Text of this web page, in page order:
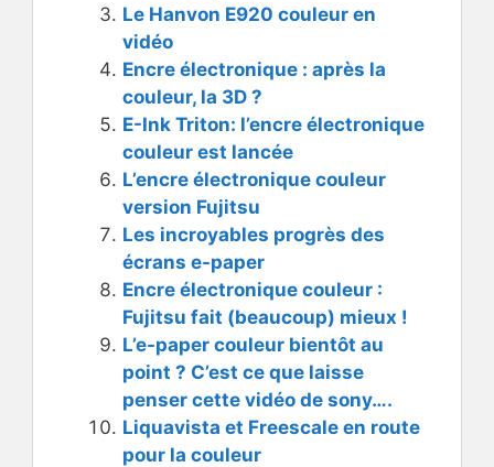
Le Hanvon E920 couleur en
vidéo
Encre électronique : après la
couleur, la 3D ?
E-Ink Triton: l’encre électronique
couleur est lancée
L’encre électronique couleur
version Fujitsu
Les incroyables progrès des
écrans e-paper
Encre électronique couleur :
Fujitsu fait (beaucoup) mieux !
L’e-paper couleur bientôt au
point ? C’est ce que laisse
penser cette vidéo de sony….
Liquavista et Freescale en route
pour la couleur